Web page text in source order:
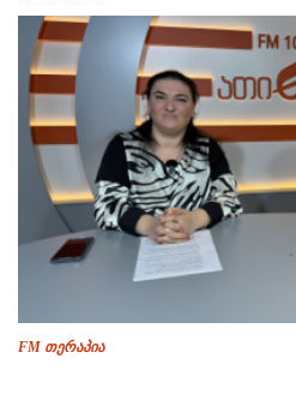
FM თერაპია